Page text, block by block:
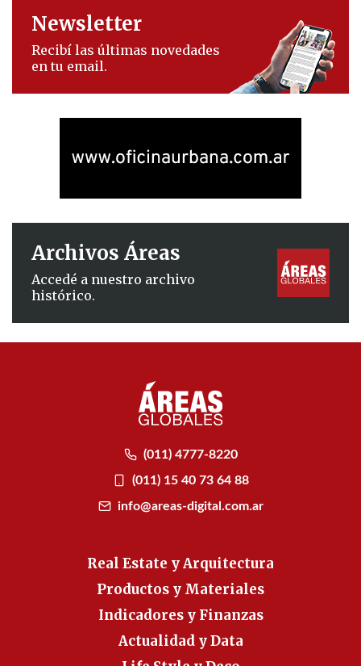
Newsletter
Recibí las últimas novedades
en tu email.
Archivos Áreas
Accedé a nuestro archivo
histórico.
(011) 4777-8220
(011) 15 40 73 64 88
info@areas-digital.com.ar
Real Estate y Arquitectura
Productos y Materiales
Indicadores y Finanzas
Actualidad y Data